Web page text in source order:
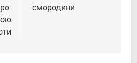
смородини